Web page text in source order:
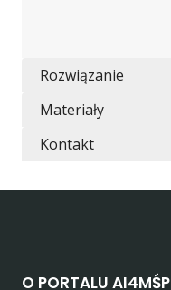
Rozwiązanie
Materiały
Kontakt
O PORTALU AI4MŚP